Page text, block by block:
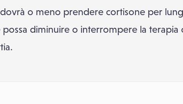
o meno prendere cortisone per
diminuire o interrompere la terapia